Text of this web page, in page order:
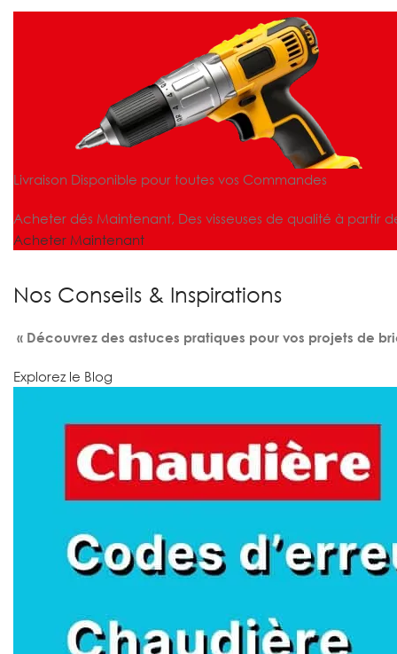
Livraison Disponible pour toutes vos Commandes
Acheter dés Maintenant, Des visseuses de qualité à partir
Acheter Maintenant
Nos Conseils & Inspirations
« Découvrez des astuces pratiques pour vos projets de
Explorez le Blog